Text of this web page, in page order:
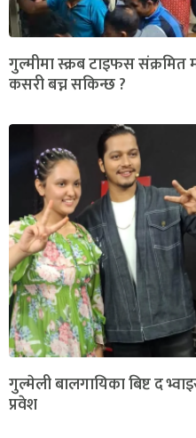
गुल्मीमा स्क्रब टाइफस संक्रमित
कसरी बच्न सकिन्छ ?
गुल्मेली बालगायिका बिष्ट द
प्रवेश